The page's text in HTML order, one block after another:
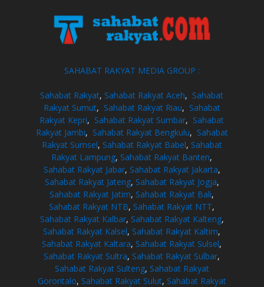
SAHABAT RAKYAT MEDIA GROUP :
Sahabat Rakyat, Sahabat Rakyat Aceh, Sahabat
Rakyat Sumut, Sahabat Rakyat Riau, Sahabat
Rakyat Kepri, Sahabat Rakyat Sumbar, Sahabat
Rakyat Jambi, Sahabat Rakyat Bengkulu, Sahabat
Rakyat Sumsel, Sahabat Rakyat Babel, Sahabat
Rakyat Lampung, Sahabat Rakyat Banten,
Sahabat Rakyat Jabar, Sahabat Rakyat Jakarta,
Sahabat Rakyat Jateng, Sahabat Rakyat Jogja,
Sahabat Rakyat Jatim, Sahabat Rakyat Bali,
Sahabat Rakyat NTB, Sahabat Rakyat NTT,
Sahabat Rakyat Kalbar, Sahabat Rakyat Kalteng,
Sahabat Rakyat Kalsel, Sahabat Rakyat Kaltim,
Sahabat Rakyat Kaltara, Sahabat Rakyat Sulsel,
Sahabat Rakyat Sultra, Sahabat Rakyat Sulbar,
Sahabat Rakyat Sulteng, Sahabat Rakyat
Gorontalo, Sahabat Rakyat Sulut, Sahabat Rakyat